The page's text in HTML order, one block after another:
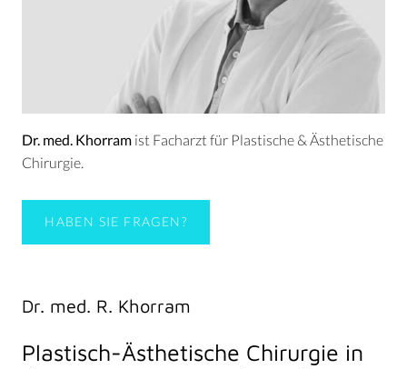
Dr. med. Khorram ist Facharzt für Plastische & Ästhetische
Chirurgie.
HABEN SIE FRAGEN?
Dr. med. R. Khorram
Plastisch-Ästhetische Chirurgie in